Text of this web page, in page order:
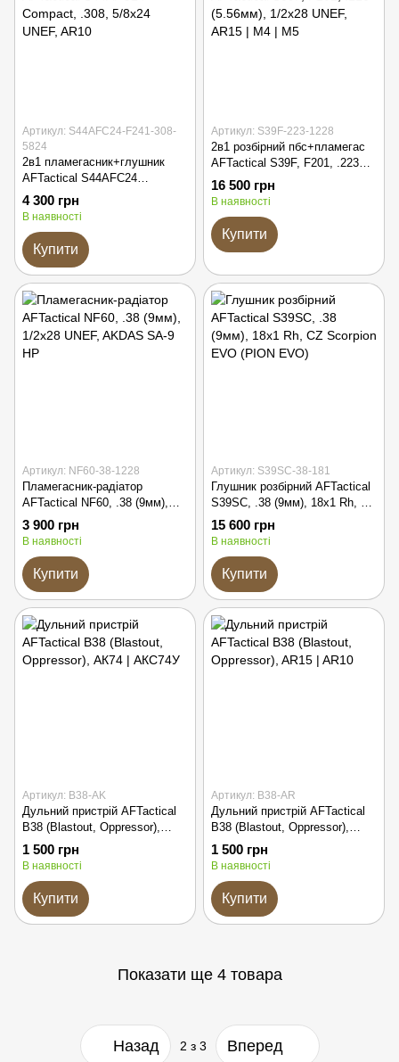
Артикул: S44AFC24-F241-308-
5824
2в1 пламегасник+глушник
AFTactical S44AFC24
Compact, .308, 5/8x24 UNEF,
AR10
4 300 грн
В наявності
Купити
Артикул: S39F-223-1228
2в1 розбірний пбс+пламегас
AFTactical S39F, F201, .223
(5.56мм), 1/2x28 UNEF, AR15 |
M4 | M5
16 500 грн
В наявності
Купити
Артикул: NF60-38-1228
Пламегасник-радіатор
AFTactical NF60, .38 (9мм),
1/2x28 UNEF, AKDAS SA-9 HP
3 900 грн
В наявності
Купити
Артикул: S39SC-38-181
Глушник розбірний AFTactical
S39SC, .38 (9мм), 18x1 Rh, CZ
Scorpion EVO (PION EVO)
15 600 грн
В наявності
Купити
Артикул: B38-AK
Дульний пристрій AFTactical
B38 (Blastout, Oppressor),
АК74 | АКС74У
1 500 грн
В наявності
Купити
Артикул: B38-AR
Дульний пристрій AFTactical
B38 (Blastout, Oppressor),
AR15 | AR10
1 500 грн
В наявності
Купити
Показати ще 4 товара
Назад 2 з 3 Вперед